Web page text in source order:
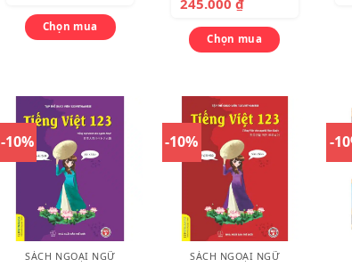
Chọn mua
Chọn mua
-10%
SÁCH NGOẠI NGỮ
-10%
SÁCH NGOẠI NGỮ
-